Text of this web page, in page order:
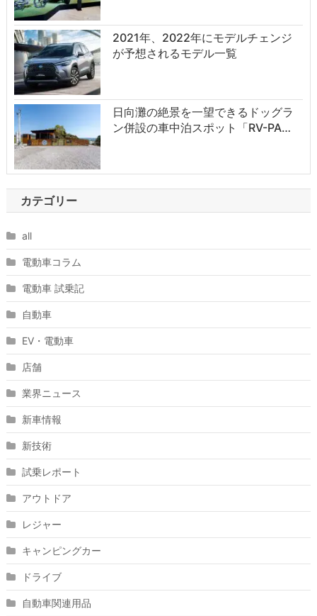
2021年、2022年にモデルチェンジ
が予想されるモデル一覧
日向灘の絶景を一望できるドッグラ
ン併設の車中泊スポット「RV-PA…
カテゴリー
all
電動車コラム
電動車 試乗記
自動車
EV・電動車
店舗
業界ニュース
新車情報
新技術
試乗レポート
アウトドア
レジャー
キャンピングカー
ドライブ
自動車関連用品